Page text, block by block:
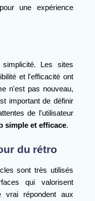
une expérience
Les sites
et l'efficacité ont
n'est pas nouveau,
important de définir
de l'utilisateur
simple et efficace.
du rétro
sont très utilisés
qui valorisent
vrai répondent aux